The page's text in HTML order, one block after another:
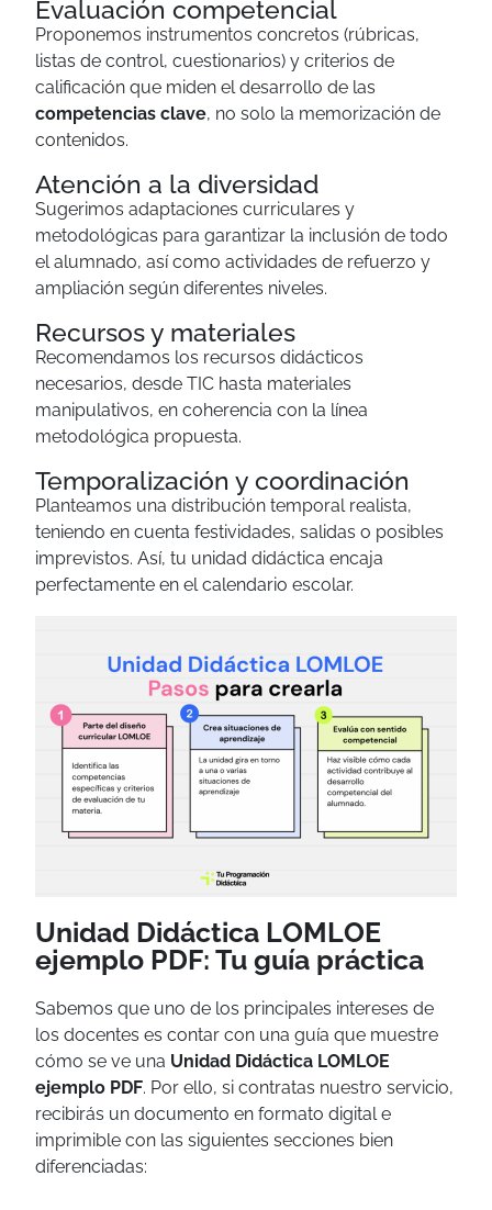
Evaluación competencial
Proponemos instrumentos concretos (rúbricas,
listas de control, cuestionarios) y criterios de
calificación que miden el desarrollo de las
competencias clave, no solo la memorización de
contenidos.
Atención a la diversidad
Sugerimos adaptaciones curriculares y
metodológicas para garantizar la inclusión de todo
el alumnado, así como actividades de refuerzo y
ampliación según diferentes niveles.
Recursos y materiales
Recomendamos los recursos didácticos
necesarios, desde TIC hasta materiales
manipulativos, en coherencia con la línea
metodológica propuesta.
Temporalización y coordinación
Planteamos una distribución temporal realista,
teniendo en cuenta festividades, salidas o posibles
imprevistos. Así, tu unidad didáctica encaja
perfectamente en el calendario escolar.
Unidad Didáctica LOMLOE
ejemplo PDF: Tu guía práctica
Sabemos que uno de los principales intereses de
los docentes es contar con una guía que muestre
cómo se ve una Unidad Didáctica LOMLOE
ejemplo PDF. Por ello, si contratas nuestro servicio,
recibirás un documento en formato digital e
imprimible con las siguientes secciones bien
diferenciadas: